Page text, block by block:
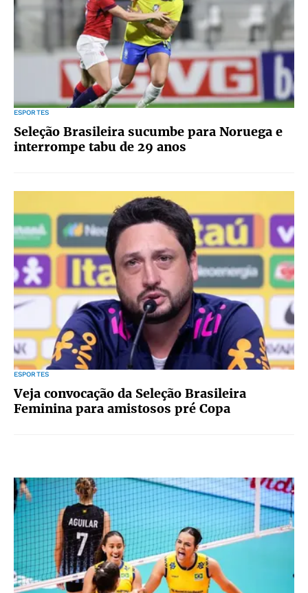
ESPORTES
Seleção Brasileira sucumbe para Noruega e
interrompe tabu de 29 anos
ESPORTES
Veja convocação da Seleção Brasileira
Feminina para amistosos pré Copa